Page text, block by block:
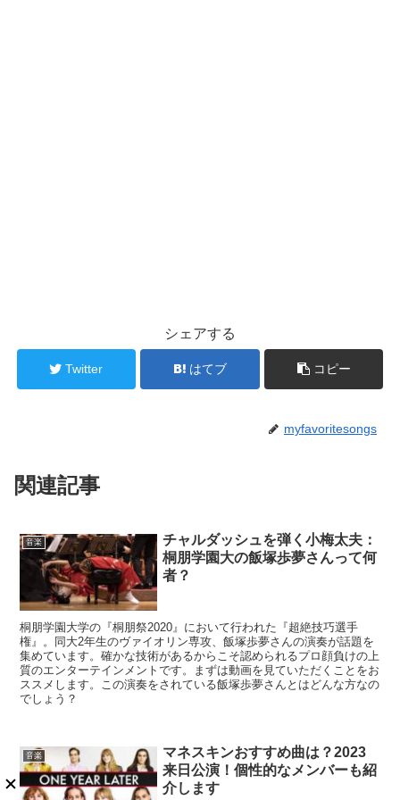
シェアする
Twitter はてブ コピー
myfavoritesongs
関連記事
音楽
チャルダッシュを弾く小梅太夫：
桐朋学園大の飯塚歩夢さんって何
者？
桐朋学園大学の『桐朋祭2020』において行われた『超絶技巧選手
権』。同大2年生のヴァイオリン専攻、飯塚歩夢さんの演奏が話題を
集めています。確かな技術があるからこそ認められるプロ顔負けの上
質のエンターテインメントです。まずは動画を見ていただくことをお
ススメします。この演奏をされている飯塚歩夢さんとはどんな方なの
でしょう？
音楽
マネスキンおすすめ曲は？2023
来日公演！個性的なメンバーも紹
介します